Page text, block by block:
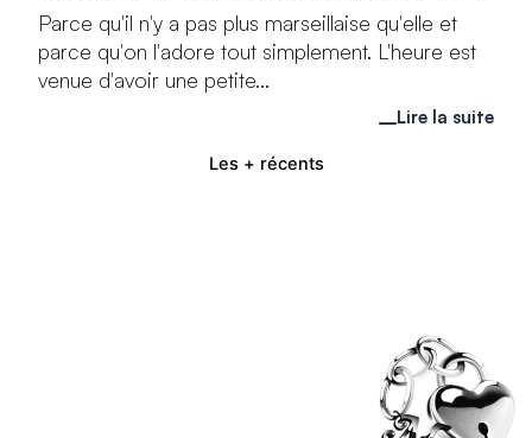
Les + récents
Parce qu'il n'y a pas plus marseillaise qu'elle et
parce qu'on l'adore tout simplement. L'heure est
venue d'avoir une petite...
Lire la suite